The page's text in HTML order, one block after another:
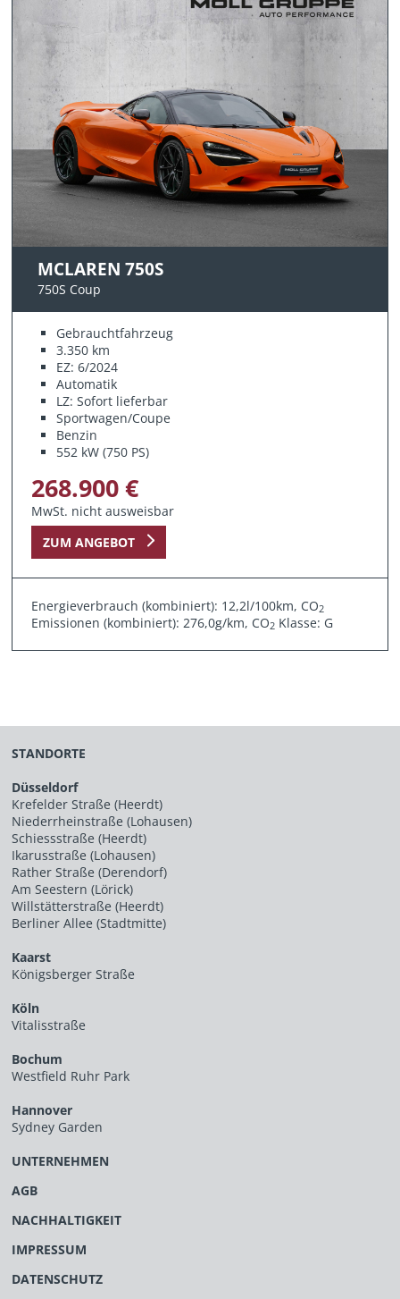
MCLAREN 750S
750S Coup
Gebrauchtfahrzeug
3.350 km
EZ: 6/2024
Automatik
LZ: Sofort lieferbar
Sportwagen/Coupe
Benzin
552 kW (750 PS)
268.900 €
MwSt. nicht ausweisbar
ZUM ANGEBOT
Energieverbrauch (kombiniert): 12,2l/100km, CO2
Emissionen (kombiniert): 276,0g/km, CO2 Klasse: G
STANDORTE
Düsseldorf
Krefelder Straße (Heerdt)
Niederrheinstraße (Lohausen)
Schiessstraße (Heerdt)
Ikarusstraße (Lohausen)
Rather Straße (Derendorf)
Am Seestern (Lörick)
Willstätterstraße (Heerdt)
Berliner Allee (Stadtmitte)
Kaarst
Königsberger Straße
Köln
Vitalisstraße
Bochum
Westfield Ruhr Park
Hannover
Sydney Garden
UNTERNEHMEN
AGB
NACHHALTIGKEIT
IMPRESSUM
DATENSCHUTZ